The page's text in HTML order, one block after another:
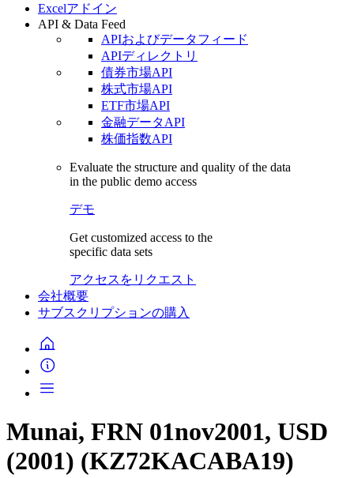
Excelアドイン
API & Data Feed
APIおよびデータフィード
APIディレクトリ
債券市場API
株式市場API
ETF市場API
金融データAPI
株価指数API
Evaluate the structure and quality of the data
in the public demo access
デモ
Get customized access to the
specific data sets
アクセスをリクエスト
会社概要
サブスクリプションの購入
Munai, FRN 01nov2001, USD
(2001) (KZ72KACABA19)